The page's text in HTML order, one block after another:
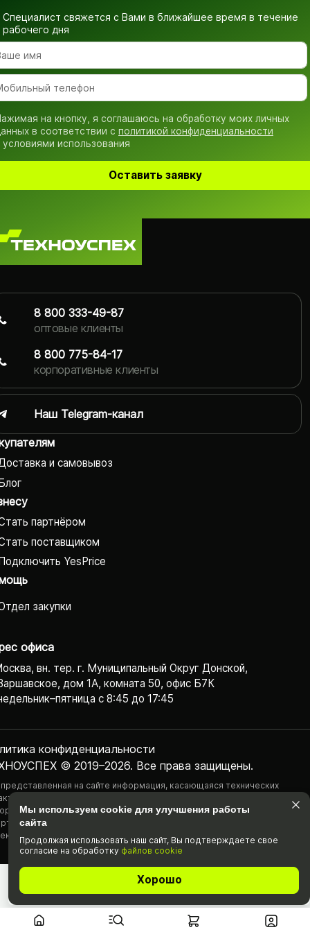
Специалист свяжется с Вами в ближайшее время в течение
рабочего дня
на кнопку, я соглашаюсь на обработку моих личных
в соответствии с политикой конфиденциальности
условиями использования
Оставить заявку
и самовывоз
партнёром
поставщиком
YesPrice
закупки
офиса
вн. тер. г. Муниципальный Округ Донской,
дом 1А, комната 50, офис Б7К
с 8:45 до 17:45
© 2019–2026. Все права защищены.
конфиденциаль­ности
на сайте информация, касающаяся технических
наличия на складе, стоимости товаров, носит
характер и ни при каких условиях не является публичной
определяемой положениями Статьи 437(2) Гражданского
РФ.
8 800 333-49-87
оптовые клиенты
8 800 775-84-17
корпоративные клиенты
Наш Telegram-канал
Мы используем cookie для улучшения работы
сайта
Продолжая использовать наш cайт, Вы подтвержда­ете свое
согласие на обработку файлов cookie
Хорошо